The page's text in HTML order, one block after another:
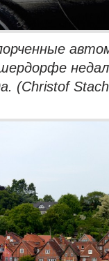
(Christof